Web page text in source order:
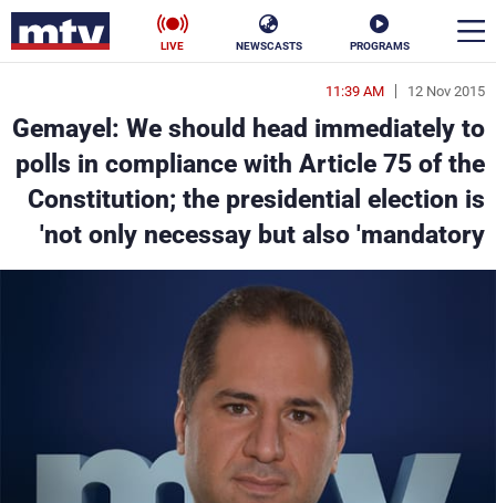
PROGRAMS
NEWSCASTS
LIVE
12 Nov 2015
11:39 AM
Gemayel: We should head immediately to
polls in compliance with Article 75 of the
Constitution; the presidential election is
not only necessay but also 'mandatory'
en
الأخبار
سياسة ناس
إقتصاد
رياضة
البرامج
جدول البرامج